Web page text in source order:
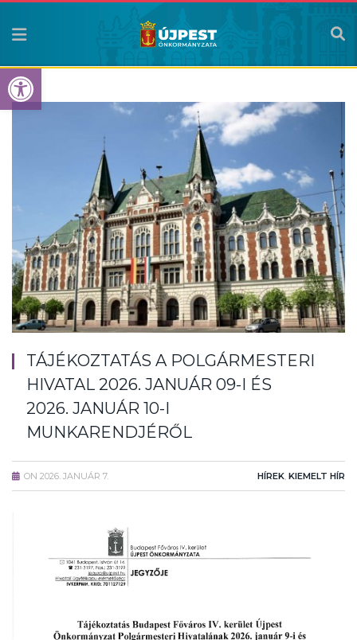
Eszköztár megnyitása
TÁJÉKOZTATÁS A POLGÁRMESTERI
HIVATAL 2026. JANUÁR 09-I ÉS
2026. JANUÁR 10-I
MUNKARENDJÉRŐL
ON 2026. JANUÁR 7. HÍREK, KIEMELT HÍR